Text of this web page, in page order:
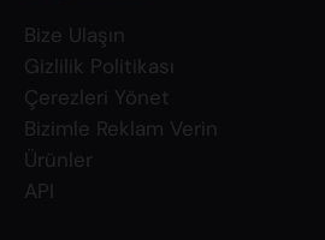
Bize Ulaşın
Gizlilik Politikası
Çerezleri Yönet
Bizimle Reklam Verin
Ürünler
API